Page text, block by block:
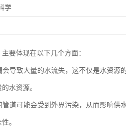
学
要体现在以下几个方面：
会导致大量的水流失，这不仅是水资
水资源。
道可能会受到外界污染，从而影响
。